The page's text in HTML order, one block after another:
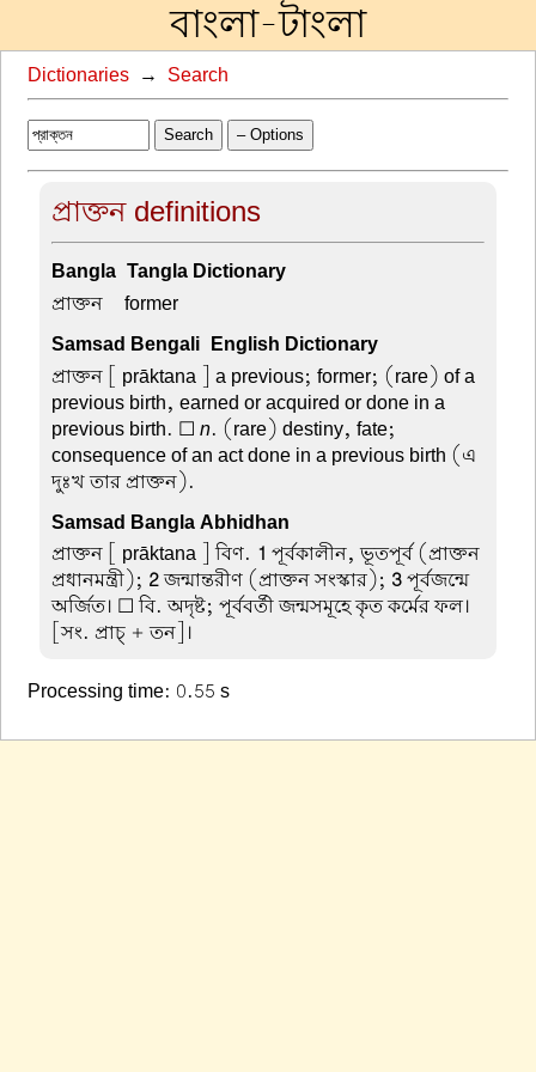
বাংলা-টাংলা
Dictionaries → Search
Search – Options
প্রাক্তন definitions
Bangla-Tangla Dictionary
প্রাক্তন –former
Samsad Bengali-English Dictionary
প্রাক্তন [ prāktana ] a previous; former; (rare) of a
previous birth, earned or acquired or done in a
previous birth. ☐n. (rare) destiny, fate;
consequence of an act done in a previous birth (এ
দুঃখ তার প্রাক্তন).
Samsad Bangla Abhidhan
প্রাক্তন [ prāktana ] বিণ. 1 পূর্বকালীন, ভূতপূর্ব (প্রাক্তন
প্রধানমন্ত্রী); 2জন্মান্তরীণ (প্রাক্তন সংস্কার); 3পূর্বজন্মে
অর্জিত। ☐ বি. অদৃষ্ট; পূর্ববর্তী জন্মসমূহে কৃত কর্মের ফল।
[সং. প্রাচ্ + তন]।
Processing time: 0.55 s